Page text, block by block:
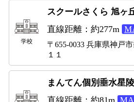
学校
スクールさくら 旭ヶ
直線距離：約277m
〒655-0033 兵庫県神戸
１１
まんてん個別垂水星
直線距離：約81m